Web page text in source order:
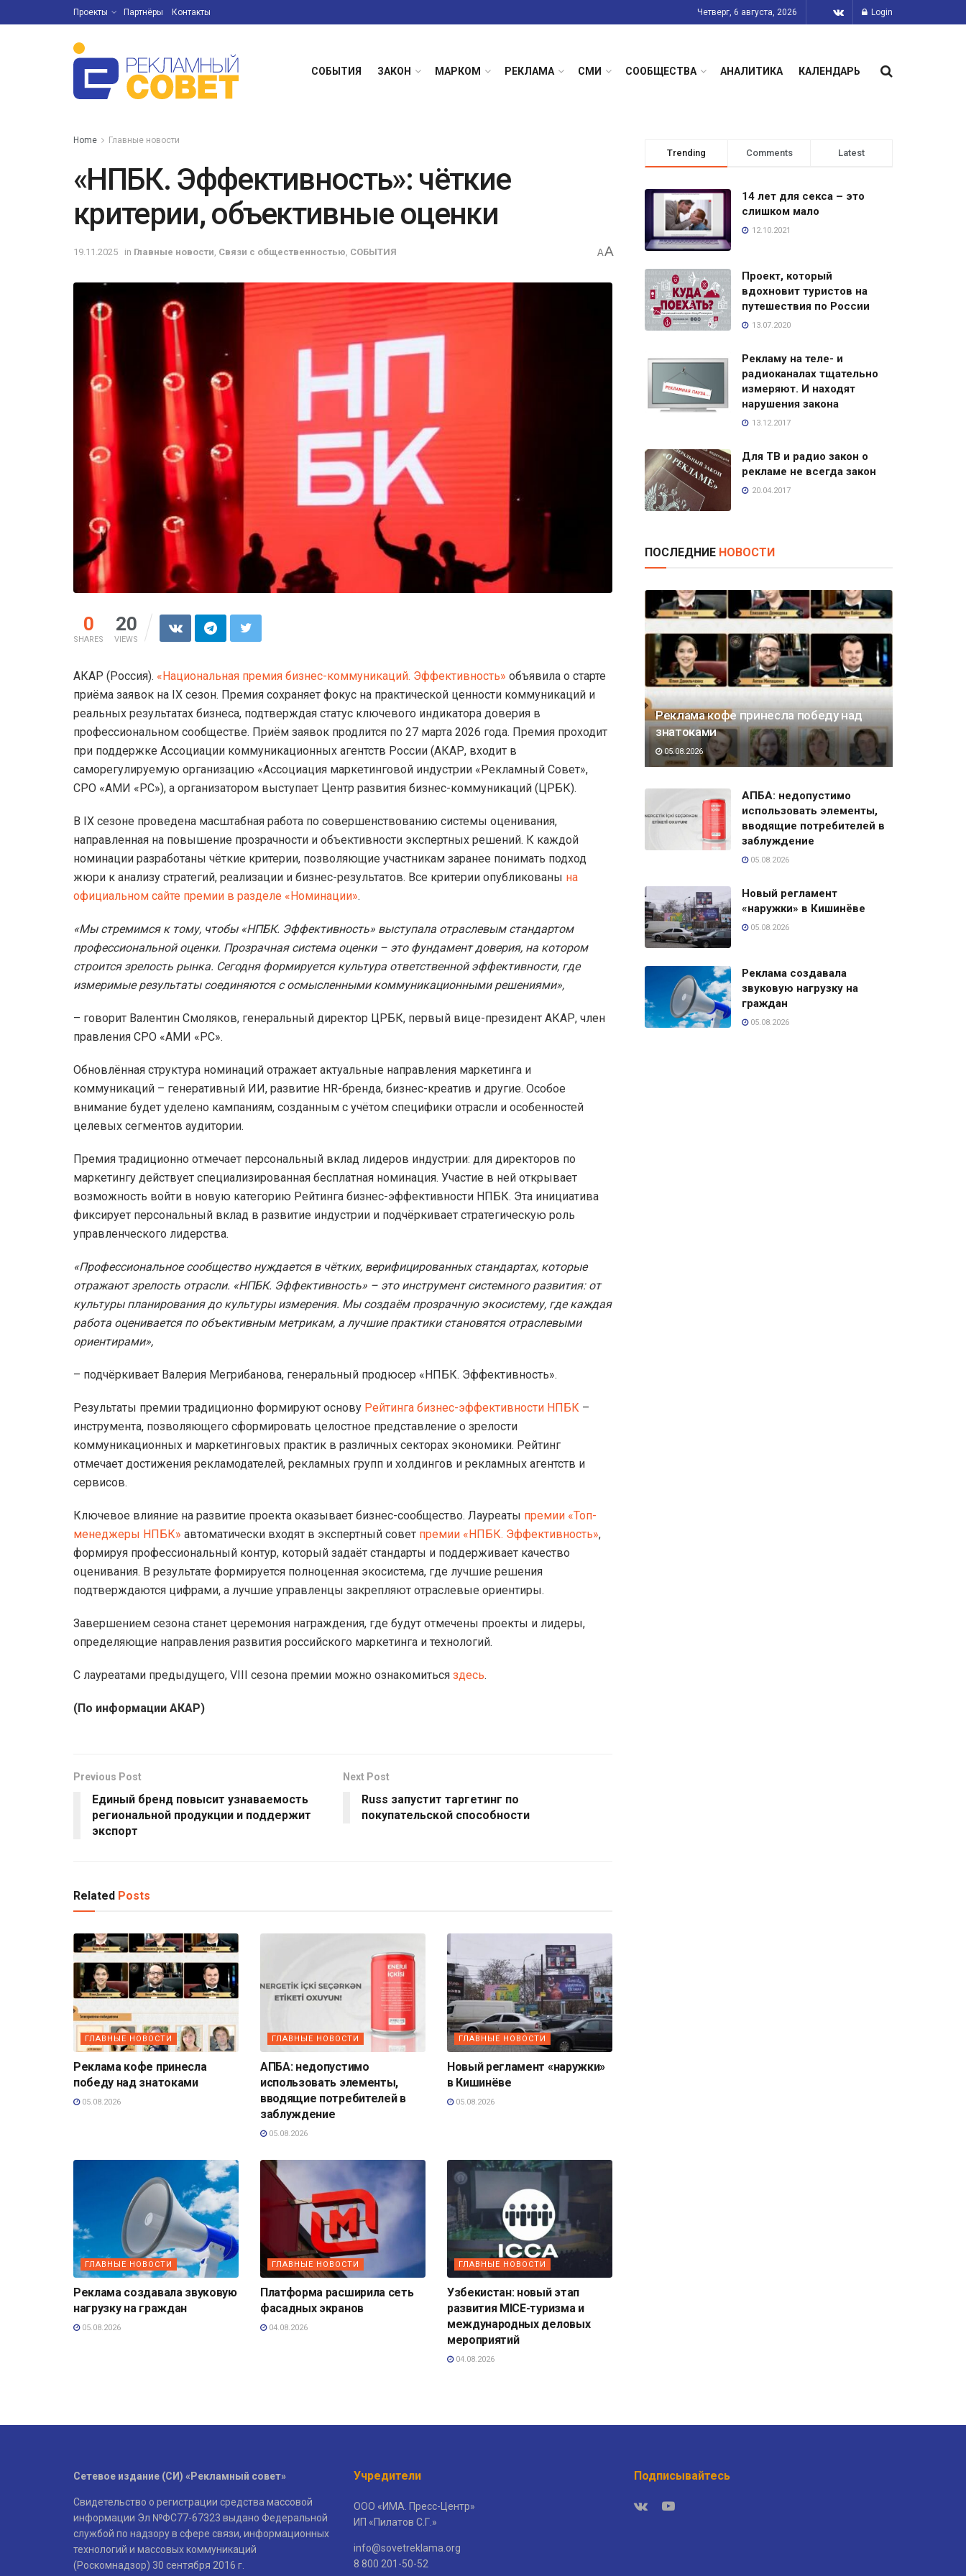
Проекты Партнёры Контакты Четверг, 6 августа, 2026 Login
СОБЫТИЯ ЗАКОН МАРКОМ РЕКЛАМА СМИ СООБЩЕСТВА АНАЛИТИКА КАЛЕНДАРЬ
Home Главные новости
«НПБК. Эффективность»: чёткие
критерии, объективные оценки
19.11.2025 in Главные новости Связи с общественностью СОБЫТИЯ AA
0
SHARES
20
VIEWS
АКАР (Россия). «Национальная премия бизнес-коммуникаций. Эффективность» объявила о старте
приёма заявок на IX сезон. Премия сохраняет фокус на практической ценности коммуникаций и
реальных результатах бизнеса, подтверждая статус ключевого индикатора доверия в
профессиональном сообществе. Приём заявок продлится по 27 марта 2026 года. Премия проходит
при поддержке Ассоциации коммуникационных агентств России (АКАР, входит в
саморегулируемую организацию «Ассоциация маркетинговой индустрии «Рекламный Совет»,
СРО «АМИ «РС»), а организатором выступает Центр развития бизнес-коммуникаций (ЦРБК).
В IX сезоне проведена масштабная работа по совершенствованию системы оценивания,
направленная на повышение прозрачности и объективности экспертных решений. К каждой
номинации разработаны чёткие критерии, позволяющие участникам заранее понимать подход
жюри к анализу стратегий, реализации и бизнес-результатов. Все критерии опубликованы на
официальном сайте премии в разделе «Номинации».
«Мы стремимся к тому, чтобы «НПБК. Эффективность» выступала отраслевым стандартом
профессиональной оценки. Прозрачная система оценки – это фундамент доверия, на котором
строится зрелость рынка. Сегодня формируется культура ответственной эффективности, где
измеримые результаты соединяются с осмысленными коммуникационными решениями»,
– говорит Валентин Смоляков, генеральный директор ЦРБК, первый вице-президент АКАР, член
правления СРО «АМИ «РС».
Обновлённая структура номинаций отражает актуальные направления маркетинга и
коммуникаций – генеративный ИИ, развитие HR-бренда, бизнес-креатив и другие. Особое
внимание будет уделено кампаниям, созданным с учётом специфики отрасли и особенностей
целевых сегментов аудитории.
Премия традиционно отмечает персональный вклад лидеров индустрии: для директоров по
маркетингу действует специализированная бесплатная номинация. Участие в ней открывает
возможность войти в новую категорию Рейтинга бизнес-эффективности НПБК. Эта инициатива
фиксирует персональный вклад в развитие индустрии и подчёркивает стратегическую роль
управленческого лидерства.
«Профессиональное сообщество нуждается в чётких, верифицированных стандартах, которые
отражают зрелость отрасли. «НПБК. Эффективность» – это инструмент системного развития: от
культуры планирования до культуры измерения. Мы создаём прозрачную экосистему, где каждая
работа оценивается по объективным метрикам, а лучшие практики становятся отраслевыми
ориентирами»,
– подчёркивает Валерия Мегрибанова, генеральный продюсер «НПБК. Эффективность».
Результаты премии традиционно формируют основу Рейтинга бизнес-эффективности НПБК –
инструмента, позволяющего сформировать целостное представление о зрелости
коммуникационных и маркетинговых практик в различных секторах экономики. Рейтинг
отмечает достижения рекламодателей, рекламных групп и холдингов и рекламных агентств и
сервисов.
Ключевое влияние на развитие проекта оказывает бизнес-сообщество. Лауреаты премии «Топ-
менеджеры НПБК» автоматически входят в экспертный совет премии «НПБК. Эффективность»,
формируя профессиональный контур, который задаёт стандарты и поддерживает качество
оценивания. В результате формируется полноценная экосистема, где лучшие решения
подтверждаются цифрами, а лучшие управленцы закрепляют отраслевые ориентиры.
Завершением сезона станет церемония награждения, где будут отмечены проекты и лидеры,
определяющие направления развития российского маркетинга и технологий.
С лауреатами предыдущего, VIII сезона премии можно ознакомиться здесь.
(По информации АКАР)
Previous Post
Единый бренд повысит узнаваемость
региональной продукции и поддержит
экспорт
Next Post
Russ запустит таргетинг по
покупательской способности
Related Posts
ГЛАВНЫЕ НОВОСТИ
Реклама кофе принесла
победу над знатоками
05.08.2026
ГЛАВНЫЕ НОВОСТИ
АПБА: недопустимо
использовать элементы,
вводящие потребителей в
заблуждение
05.08.2026
ГЛАВНЫЕ НОВОСТИ
Новый регламент «наружки»
в Кишинёве
05.08.2026
ГЛАВНЫЕ НОВОСТИ
Реклама создавала звуковую
нагрузку на граждан
05.08.2026
ГЛАВНЫЕ НОВОСТИ
Платформа расширила сеть
фасадных экранов
04.08.2026
ГЛАВНЫЕ НОВОСТИ
Узбекистан: новый этап
развития MICE-туризма и
международных деловых
мероприятий
04.08.2026
Trending Comments Latest
14 лет для секса – это
слишком мало
12.10.2021
Проект, который
вдохновит туристов на
путешествия по России
13.07.2020
Рекламу на теле- и
радиоканалах тщательно
измеряют. И находят
нарушения закона
13.12.2017
Для ТВ и радио закон о
рекламе не всегда закон
20.04.2017
ПОСЛЕДНИЕ НОВОСТИ
Реклама кофе принесла победу над
знатоками
05.08.2026
АПБА: недопустимо
использовать элементы,
вводящие потребителей в
заблуждение
05.08.2026
Новый регламент
«наружки» в Кишинёве
05.08.2026
Реклама создавала
звуковую нагрузку на
граждан
05.08.2026
Сетевое издание (СИ) «Рекламный совет»
Свидетельство о регистрации средства массовой
информации Эл №ФС77-67323 выдано Федеральной
службой по надзору в сфере связи, информационных
технологий и массовых коммуникаций
(Роскомнадзор) 30 сентября 2016 г.
Учредители
ООО «ИМА. Пресс-Центр»
ИП «Пилатов С.Г.»
info@sovetreklama.org
8 800 201-50-52
Подписывайтесь